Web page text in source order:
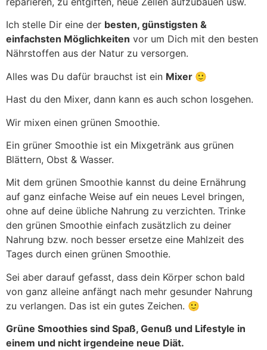
Ich stelle Dir eine der besten, günstigsten &
einfachsten Möglichkeiten vor um Dich mit den besten
Nährstoffen aus der Natur zu versorgen.
Alles was Du dafür brauchst ist ein Mixer 🙂
Hast du den Mixer, dann kann es auch schon losgehen.
Wir mixen einen grünen Smoothie.
Ein grüner Smoothie ist ein Mixgetränk aus grünen
Blättern, Obst & Wasser.
Mit dem grünen Smoothie kannst du deine Ernährung
auf ganz einfache Weise auf ein neues Level bringen,
ohne auf deine übliche Nahrung zu verzichten. Trinke
den grünen Smoothie einfach zusätzlich zu deiner
Nahrung bzw. noch besser ersetze eine Mahlzeit des
Tages durch einen grünen Smoothie.
Sei aber darauf gefasst, dass dein Körper schon bald
von ganz alleine anfängt nach mehr gesunder Nahrung
zu verlangen. Das ist ein gutes Zeichen. 🙂
Grüne Smoothies sind Spaß, Genuß und Lifestyle in
einem und nicht irgendeine neue Diät.